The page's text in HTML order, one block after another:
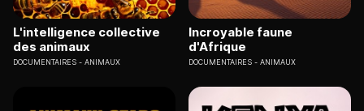
L'intelligence collective
des animaux
DOCUMENTAIRES ANIMAUX
Incroyable faune
d'Afrique
DOCUMENTAIRES ANIMAUX